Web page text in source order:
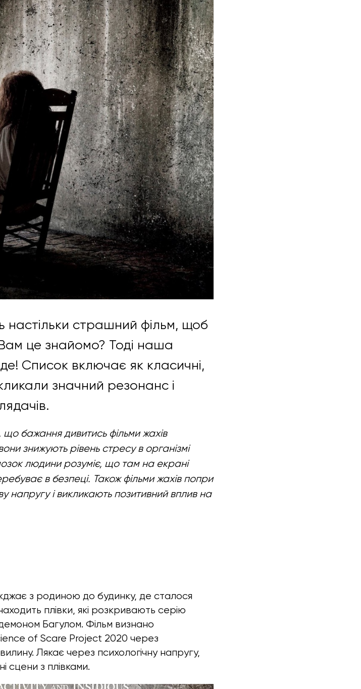
настільки страшний фільм, щоб
це знайомо? Тоді наша
Список включає як класичні,
значний резонанс і
бажання дивитись фільми жахів
знижують рівень стресу в організмі
людини розуміє, що там на екрані
в безпеці. Також фільми жахів попри
напругу і викликають позитивний вплив на
з родиною до будинку, де сталося
плівки, які розкривають серію
Багулом. Фільм визнано
of Scare Project 2020 через
Лякає через психологічну напругу,
сцени з плівками.